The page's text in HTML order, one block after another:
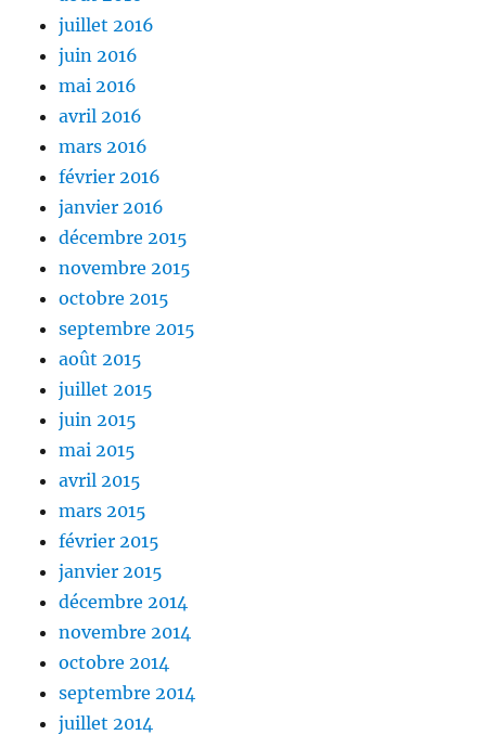
juillet 2016
juin 2016
mai 2016
avril 2016
mars 2016
février 2016
janvier 2016
décembre 2015
novembre 2015
octobre 2015
septembre 2015
août 2015
juillet 2015
juin 2015
mai 2015
avril 2015
mars 2015
février 2015
janvier 2015
décembre 2014
novembre 2014
octobre 2014
septembre 2014
juillet 2014